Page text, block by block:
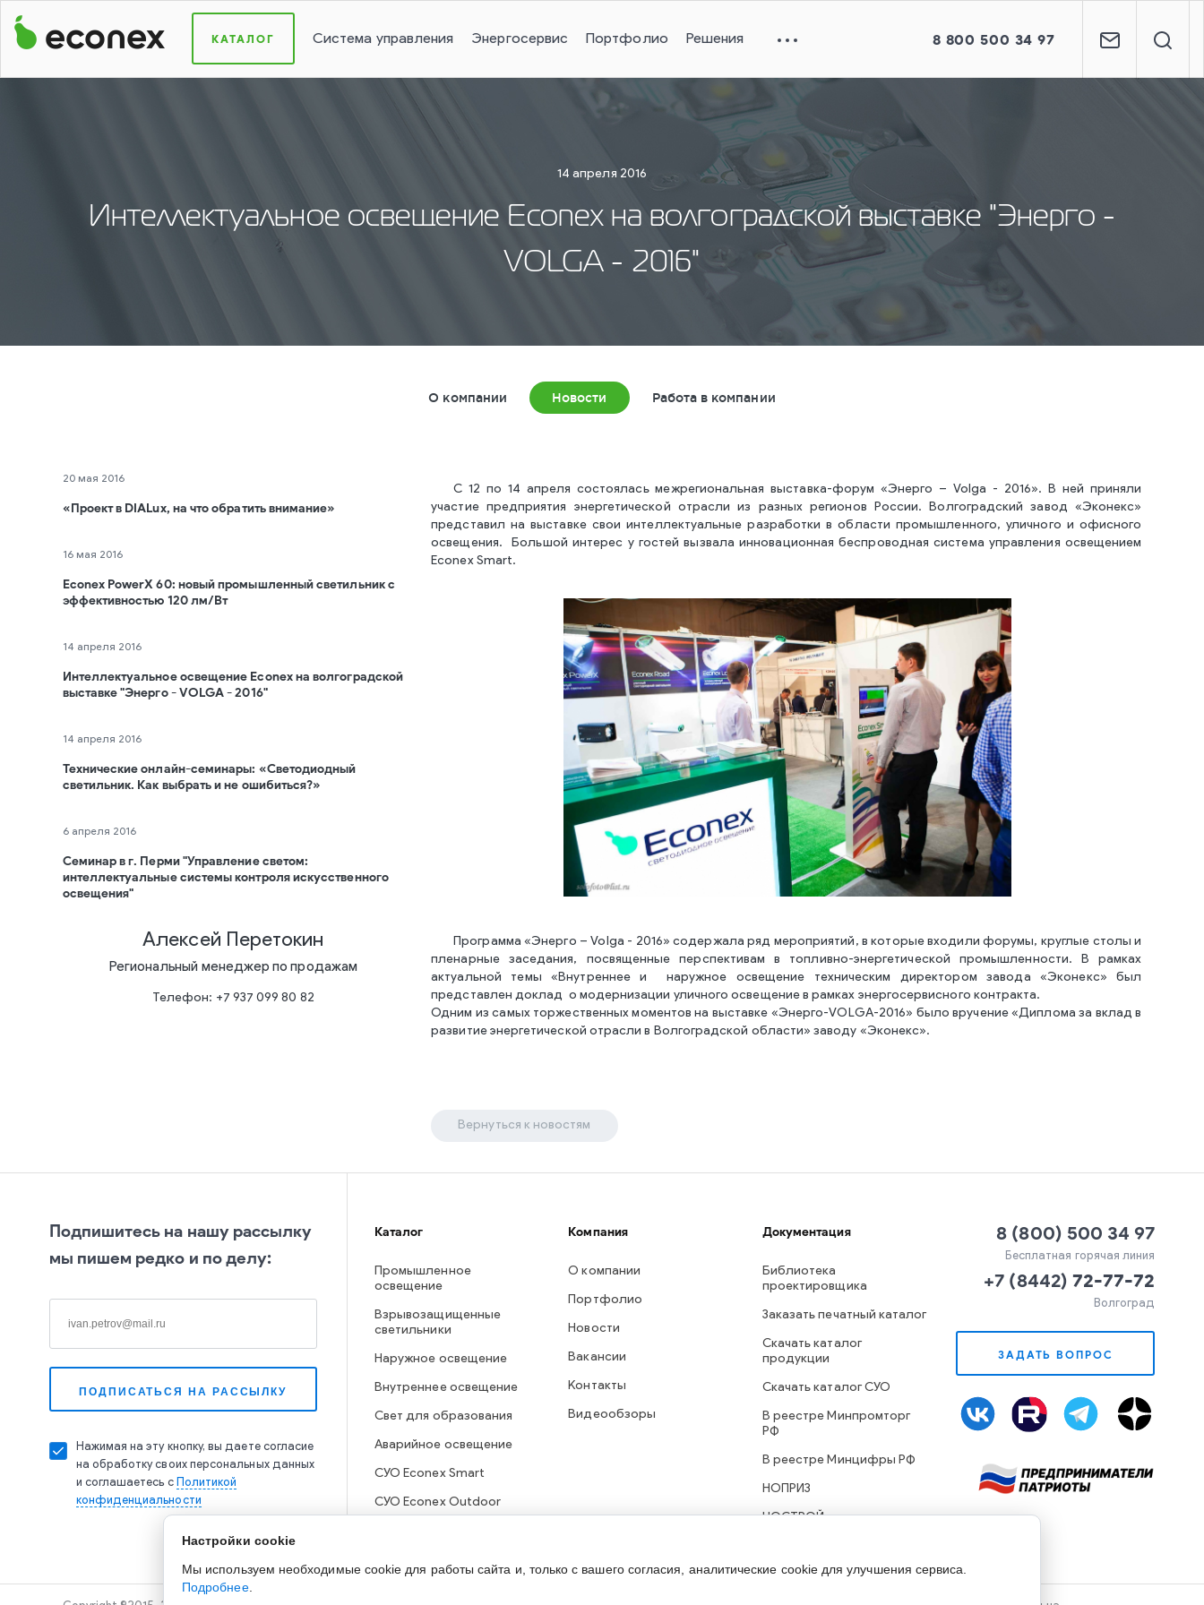
КАТАЛОГ Система управления Энергосервис Портфолио Решения 8 800 500 34 97
14 апреля 2016
Интеллектуальное освещение Econex на волгоградской выставке "Энерго -
VOLGA - 2016"
О компании Новости Работа в компании
20 мая 2016
«Проект в DIALux, на что обратить внимание»
16 мая 2016
Econex PowerX 60: новый промышленный светильник с
эффективностью 120 лм/Вт
14 апреля 2016
Интеллектуальное освещение Econex на волгоградской
выставке "Энерго - VOLGA - 2016"
14 апреля 2016
Технические онлайн-семинары: «Светодиодный
светильник. Как выбрать и не ошибиться?»
6 апреля 2016
Семинар в г. Перми "Управление светом:
интеллектуальные системы контроля искусственного
освещения"
Алексей Перетокин
Региональный менеджер по продажам
Телефон: +7 937 099 80 82
С 12 по 14 апреля состоялась межрегиональная выставка-форум «Энерго – Volga - 2016». В ней приняли
участие предприятия энергетической отрасли из разных регионов России. Волгоградский завод «Эконекс»
представил на выставке свои интеллектуальные разработки в области промышленного, уличного и офисного
освещения. Большой интерес у гостей вызвала инновационная беспроводная система управления освещением
Econex Smart.
Программа «Энерго – Volga - 2016» содержала ряд мероприятий, в которые входили форумы, круглые столы и
пленарные заседания, посвященные перспективам в топливно-энергетической промышленности. В рамках
актуальной темы «Внутреннее и наружное освещение техническим директором завода «Эконекс» был
представлен доклад о модернизации уличного освещение в рамках энергосервисного контракта.
Одним из самых торжественных моментов на выставке «Энерго-VOLGA-2016» было вручение «Диплома за вклад в
развитие энергетической отрасли в Волгоградской области» заводу «Эконекс».
Вернуться к новостям
Подпишитесь на нашу рассылку
мы пишем редко и по делу:
Нажимая на эту кнопку, вы даете согласие
на обработку своих персональных данных
и соглашаетесь с Политикой
конфиденциальности
Каталог
Промышленное
освещение
Взрывозащищенные
светильники
Наружное освещение
Внутреннее освещение
Свет для образования
Аварийное освещение
СУО Econex Smart
СУО Econex Outdoor
Компания
О компании
Портфолио
Новости
Вакансии
Контакты
Видеообзоры
Документация
Библиотека
проектировщика
Заказать печатный каталог
Скачать каталог
продукции
Скачать каталог СУО
В реестре Минпромторг
РФ
В реестре Минцифры РФ
НОПРИЗ
НОСТРОЙ
8 (800) 500 34 97
Бесплатная горячая линия
+7 (8442) 72-77-72
Волгоград
ЗАДАТЬ ВОПРОС
Настройки cookie
Мы используем необходимые cookie для работы сайта и, только с вашего согласия, аналитические cookie для улучшения сервиса.
Подробнее.